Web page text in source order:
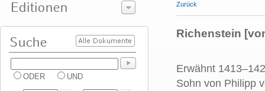
ODER UND
Zurück
Richenstein
Erwähnt
Sohn von Philipp